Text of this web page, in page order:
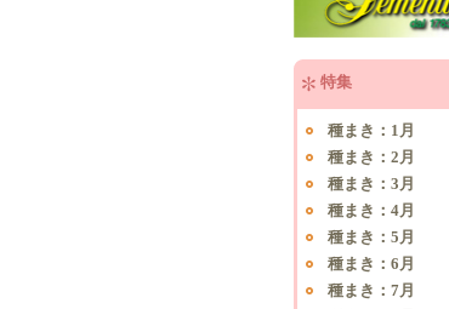
特集
種まき：1月
種まき：2月
種まき：3月
種まき：4月
種まき：5月
種まき：6月
種まき：7月